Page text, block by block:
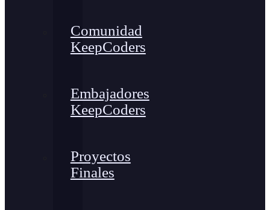
Comunidad
KeepCoders
Embajadores
KeepCoders
Proyectos
Finales